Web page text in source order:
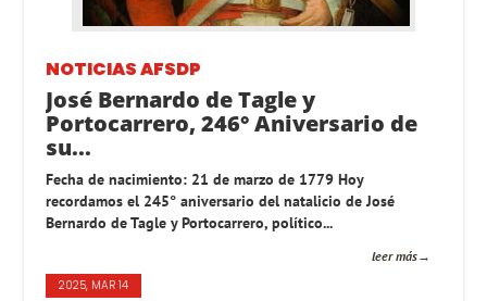
NOTICIAS AFSDP
José Bernardo de Tagle y
Portocarrero, 246° Aniversario de
su...
Fecha de nacimiento: 21 de marzo de 1779 Hoy
recordamos el 245° aniversario del natalicio de José
Bernardo de Tagle y Portocarrero, político...
leer más
2025, MAR 14